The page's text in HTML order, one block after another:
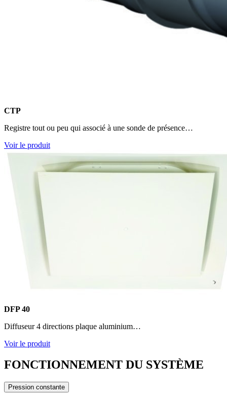
CTP
Registre tout ou peu qui associé à une sonde de présence…
Voir le produit
DFP 40
Diffuseur 4 directions plaque aluminium…
Voir le produit
FONCTIONNEMENT DU SYSTÈME
Pression constante